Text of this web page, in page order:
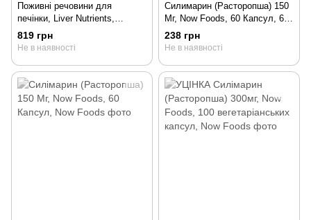
Поживні речовини для
печінки, Liver Nutrients,
Seeking Health, 60 капсул, 60
шт
819 грн
Не в наявності
Силимарин (Расторопша) 150
Мг, Now Foods, 60 Капсул, 60
шт
238 грн
Не в наявності